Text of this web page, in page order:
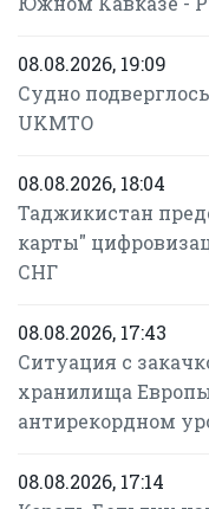
08.08.2026, 19:09
Судно
UKMTO
08.08.2026, 18:04
Таджикистан
карты"
СНГ
08.08.2026, 17:43
Ситуация с
хранилища
антирекордном
08.08.2026, 17:14